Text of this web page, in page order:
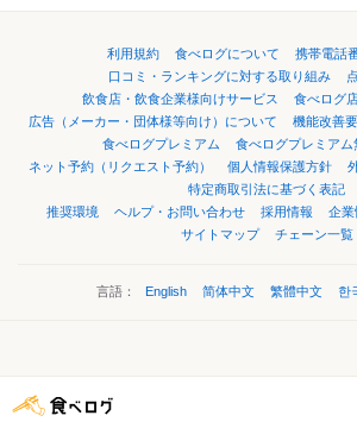
利用規約 食べログについて
携帯電話
口コミ・ランキングに対する取り組み
飲食店・飲食企業様向けサービス
食べログ
広告（メーカー・団体様等向け）について
機能改善
食べログプレミアム
食べログプレミアム
ネット予約（リクエスト予約）
個人情報保護方針
特定商取引法に基づく表記
推奨環境
ヘルプ・お問い合わせ 採用情報 企業
サイトマップ
チェーン一覧
言語： English 简体中文 繁體中文 한